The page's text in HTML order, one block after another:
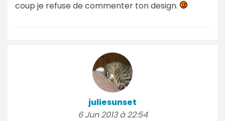
coup je refuse de commenter ton design.
juliesunset
6 Jun 2013 à 22:54